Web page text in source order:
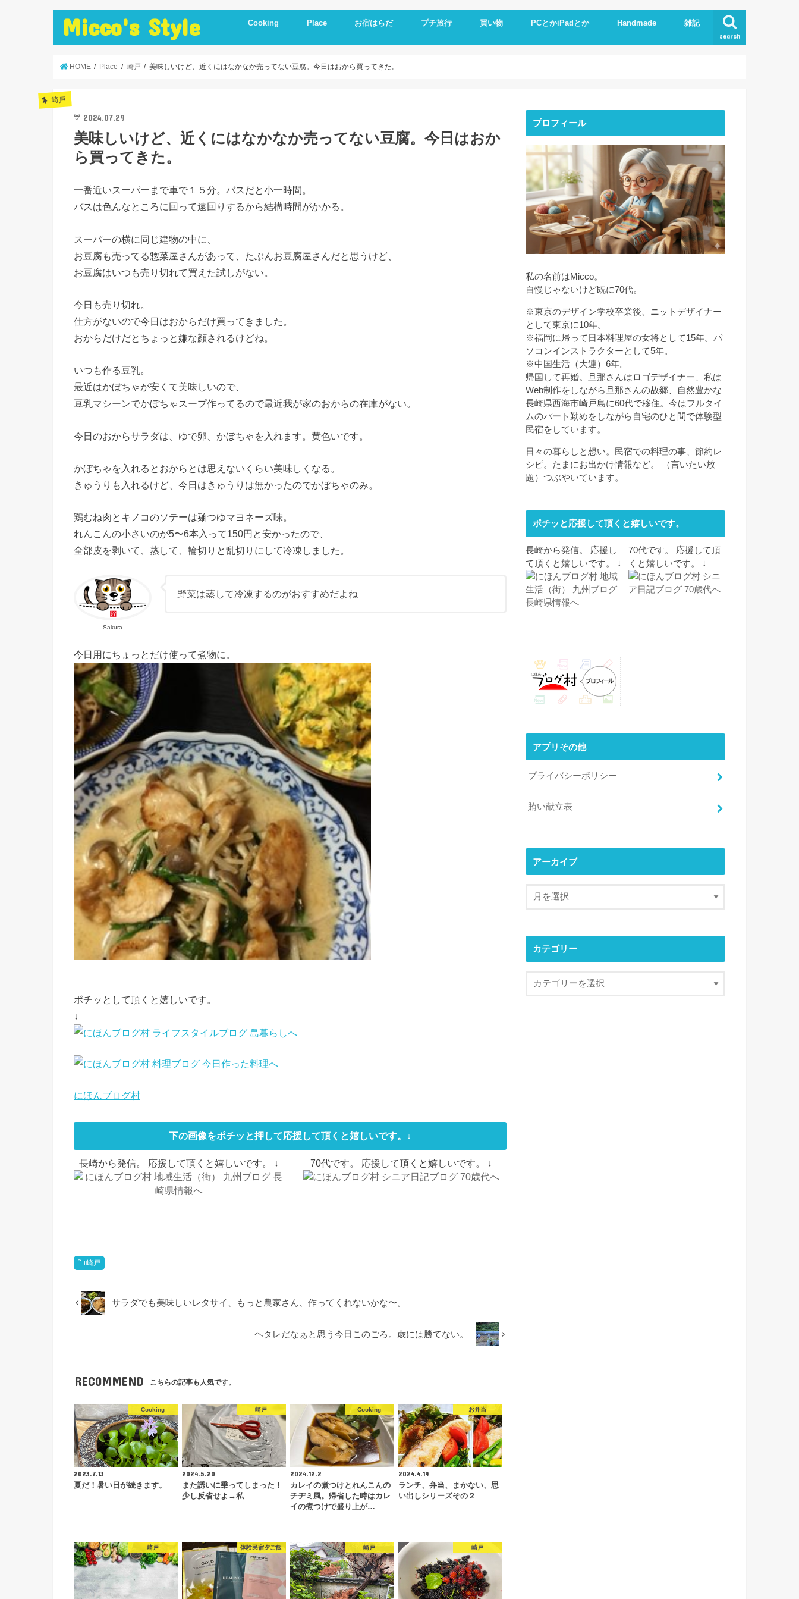
Micco's Style search
Cooking
cooking idea
冷蔵庫の残り物で作る
手抜き簡単レシピ
ダイエットレシピ
節約レシピ
保存食
炊飯器料理
簡単おやつ
低温調理
簡単＋一品
まかない
お弁当
レシピとか
美味しいもの
便利調理器
Place
崎戸
佐世保
長崎
大連
久留米
福岡
お宿はらだ
修学旅行
体験民宿夕ご飯
体験民宿朝食
プチ旅行
Hotel
朝食
ランチ
夕食
買い物
海外通販
PCとかiPadとか
iPhone
ipad
Excel.Word
AI
Handmade
Knit
ストーンアート
服作り
雑記
読書
HOME Place 崎戸 美味しいけど、近くにはなかなか売ってない豆腐。今日はおから買ってきた。
崎戸
2024.07.29
美味しいけど、近くにはなかなか売ってない豆腐。今日はおか
ら買ってきた。
一番近いスーパーまで車で１５分。バスだと小一時間。
バスは色んなところに回って遠回りするから結構時間がかかる。
スーパーの横に同じ建物の中に、
お豆腐も売ってる惣菜屋さんがあって、たぶんお豆腐屋さんだと思うけど、
お豆腐はいつも売り切れて買えた試しがない。
今日も売り切れ。
仕方がないので今日はおからだけ買ってきました。
おからだけだとちょっと嫌な顔されるけどね。
いつも作る豆乳。
最近はかぼちゃが安くて美味しいので、
豆乳マシーンでかぼちゃスープ作ってるので最近我が家のおからの在庫がない。
今日のおからサラダは、ゆで卵、かぼちゃを入れます。黄色いです。
かぼちゃを入れるとおからとは思えないくらい美味しくなる。
きゅうりも入れるけど、今日はきゅうりは無かったのでかぼちゃのみ。
鶏むね肉とキノコのソテーは麺つゆマヨネーズ味。
れんこんの小さいのが5〜6本入って150円と安かったので、
全部皮を剥いて、蒸して、輪切りと乱切りにして冷凍しました。
Sakura
野菜は蒸して冷凍するのがおすすめだよね
今日用にちょっとだけ使って煮物に。
ポチッとして頂くと嬉しいです。
↓
にほんブログ村
下の画像をポチッと押して応援して頂くと嬉しいです。↓
長崎から発信。 応援して頂くと嬉しいです。 ↓ 70代です。 応援して頂くと嬉しいです。 ↓
崎戸
サラダでも美味しいレタサイ、もっと農家さん、作ってくれないかな〜。
ヘタレだなぁと思う今日このごろ。歳には勝てない。
RECOMMEND こちらの記事も人気です。
Cooking
2023.7.13
夏だ！暑い日が続きます。
崎戸
2024.5.20
また誘いに乗ってしまった！
少し反省せよ→私
Cooking
2024.12.2
カレイの煮つけとれんこんの
チヂミ風。帰省した時はカレ
イの煮つけで盛り上が…
お弁当
2024.4.19
ランチ、弁当、まかない、思
い出しシリーズその２
崎戸 体験民宿夕ご飯 崎戸 崎戸
プロフィール
私の名前はMicco。
自慢じゃないけど既に70代。
※東京のデザイン学校卒業後、ニットデザイナー
として東京に10年。
※福岡に帰って日本料理屋の女将として15年。パ
ソコンインストラクターとして5年。
※中国生活（大連）6年。
帰国して再婚。旦那さんはロゴデザイナー、私は
Web制作をしながら旦那さんの故郷、自然豊かな
長崎県西海市崎戸島に60代で移住。今はフルタイ
ムのパート勤めをしながら自宅のひと間で体験型
民宿をしています。
日々の暮らしと想い。民宿での料理の事、節約レ
シピ。たまにお出かけ情報など。 （言いたい放
題）つぶやいています。
ポチッと応援して頂くと嬉しいです。
長崎から発信。 応援し
て頂くと嬉しいです。 ↓
70代です。 応援して頂
くと嬉しいです。 ↓
アプリその他
プライバシーポリシー
賄い献立表
アーカイブ
カテゴリー